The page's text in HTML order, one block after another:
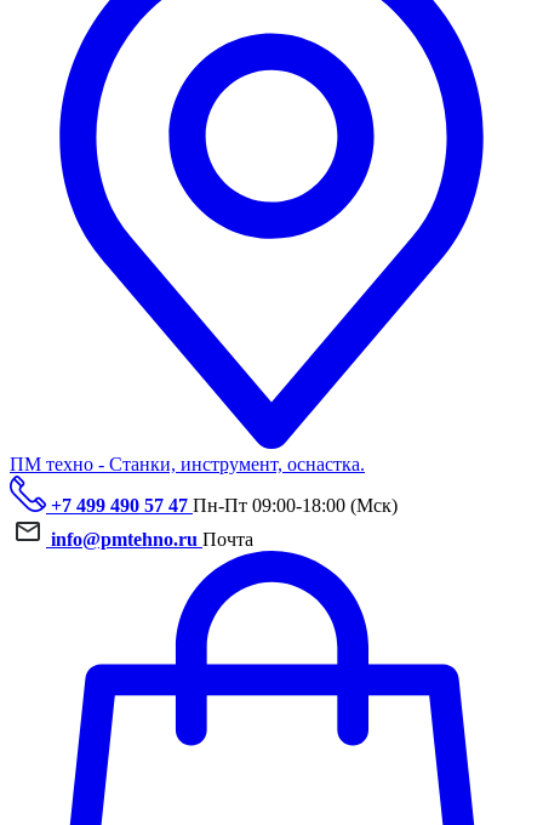
ПМ техно - Станки, инструмент, оснастка.
+7 499 490 57 47 Пн-Пт 09:00-18:00 (Мск)
info@pmtehno.ru Почта